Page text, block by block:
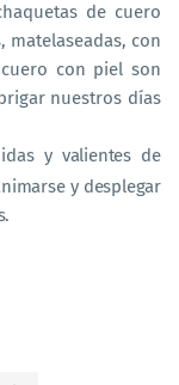
de cuero
matelaseadas, con
con piel son
nuestros días
y valientes de
y desplegar